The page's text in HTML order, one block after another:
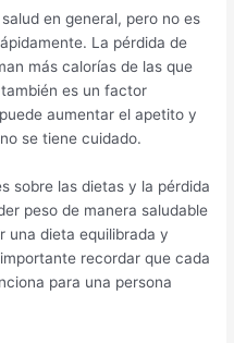
en general, pero no es
La pérdida de
más calorías de las que
es un factor
aumentar el apetito y
se tiene cuidado.
sobre las dietas y la pérdida
peso de manera saludable
una dieta equilibrada y
recordar que cada
para una persona